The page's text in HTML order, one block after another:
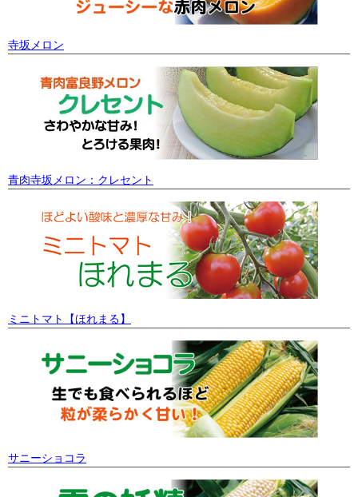
寺坂メロン
青肉寺坂メロン：クレセント
ミニトマト【ほれまる】
サニーショコラ